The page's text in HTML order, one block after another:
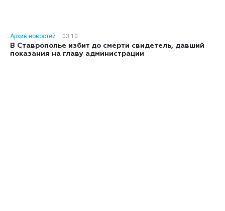
Архив новостей
03:10
В Ставрополье избит до смерти свидетель, давший
показания на главу администрации